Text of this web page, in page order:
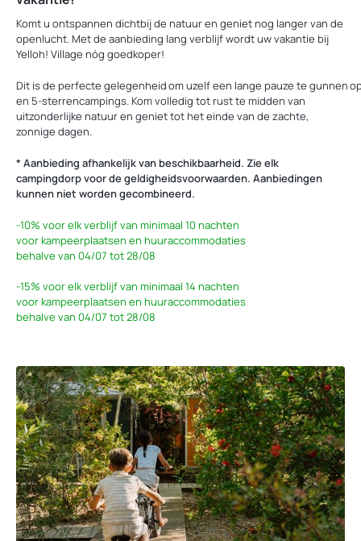
Komt u ontspannen dichtbij de natuur en geniet nog langer van de
openlucht. Met de aanbieding lang verblijf wordt uw vakantie bij
Yelloh! Village nóg goedkoper!
Dit is de perfecte gelegenheid om uzelf een lange pauze te gunnen
en 5-sterrencampings. Kom volledig tot rust te midden van
uitzonderlijke natuur en geniet tot het einde van de zachte,
zonnige dagen.
* Aanbieding afhankelijk van beschikbaarheid. Zie elk
campingdorp voor de geldigheidsvoorwaarden. Aanbiedingen
kunnen niet worden gecombineerd.
-10% voor elk verblijf van minimaal 10 nachten
voor kampeerplaatsen en huuraccommodaties
behalve van 04/07 tot 28/08
-15% voor elk verblijf van minimaal 14 nachten
voor kampeerplaatsen en huuraccommodaties
behalve van 04/07 tot 28/08